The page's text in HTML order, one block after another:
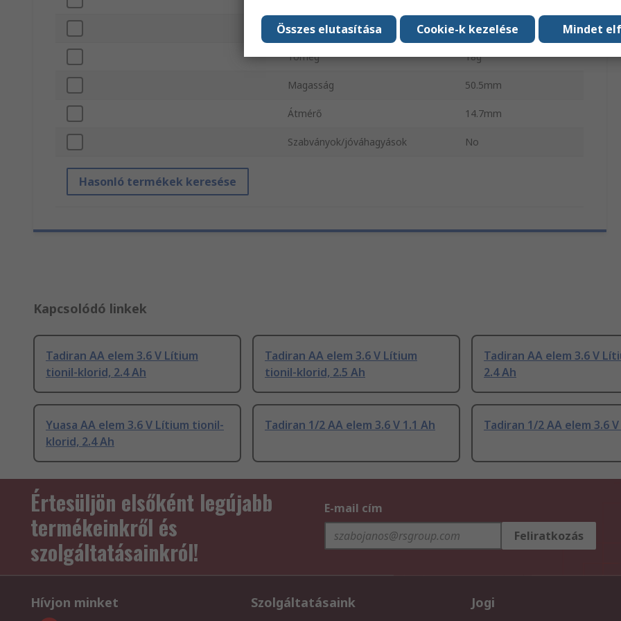
Lezárás típusa NYÁK
Tömeg 18g
Magasság 50.5mm
Átmérő 14.7mm
Szabványok/jóváhagyások No
Hasonló termékek keresése
Kapcsolódó linkek
Tadiran AA elem 3.6 V Lítium
tionil-klorid, 2.4 Ah
Tadiran AA elem 3.6 V Lítium
tionil-klorid, 2.5 Ah
Tadiran AA elem 3.6 V
2.4 Ah
Yuasa AA elem 3.6 V Lítium tionil-
klorid, 2.4 Ah
Tadiran 1/2 AA elem 3.6 V 1.1 Ah Tadiran 1/2 AA elem 3.6 V
Értesüljön elsőként legújabb
termékeinkről és
szolgáltatásainkról!
E-mail cím
Feliratkozás
Hívjon minket Szolgáltatásaink Jogi
Mindet
Cookie-k kezelése
Összes elutasítása